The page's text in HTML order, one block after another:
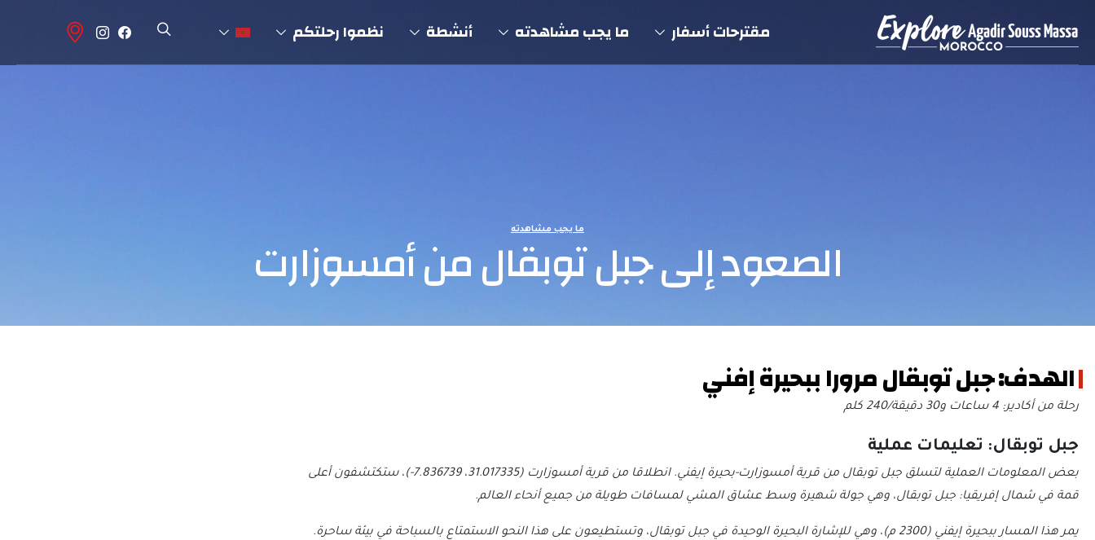
مقترحات أسفار ما يجب مشاهدته أنشطة نظموا رحلتكم
ما يجب مشاهدته
الصعود إلى جبل توبقال من أمسوزارت
الهدف: جبل توبقال مرورا ببحيرة إفني
رحلة من أكادير: 4 ساعات و30 دقيقة/240 كلم
جبل توبقال: تعليمات عملية
بعض المعلومات العملية لتسلق جبل توبقال من قرية أمسوزارت-بحيرة إيفني. انطلاقا من قرية أمسوزارت (31.017335، 7.836739-)، ستكتشفون أعلى
قمة في شمال إفريقيا: جبل توبقال، وهي جولة شهيرة وسط عشاق المشي لمسافات طويلة من جميع أنحاء العالم.
يمر هذا المسار ببحيرة إيفني (2300 م)، وهي للإشارة البحيرة الوحيدة في جبل توبقال، وتستطيعون على هذا النحو الاستمتاع بالسباحة في بيئة ساحرة.